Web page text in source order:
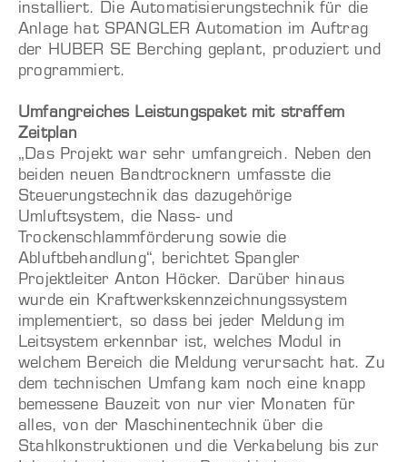
installiert. Die Automatisierungstechnik für die
Anlage hat SPANGLER Automation im Auftrag
der HUBER SE Berching geplant, produziert und
programmiert.
Umfangreiches Leistungspaket mit straffem
Zeitplan
„Das Projekt war sehr umfangreich. Neben den
beiden neuen Bandtrocknern umfasste die
Steuerungstechnik das dazugehörige
Umluftsystem, die Nass- und
Trockenschlammförderung sowie die
Abluftbehandlung“, berichtet Spangler
Projektleiter Anton Höcker. Darüber hinaus
wurde ein Kraftwerkskennzeichnungssystem
implementiert, so dass bei jeder Meldung im
Leitsystem erkennbar ist, welches Modul in
welchem Bereich die Meldung verursacht hat. Zu
dem technischen Umfang kam noch eine knapp
bemessene Bauzeit von nur vier Monaten für
alles, von der Maschinentechnik über die
Stahlkonstruktionen und die Verkabelung bis zur